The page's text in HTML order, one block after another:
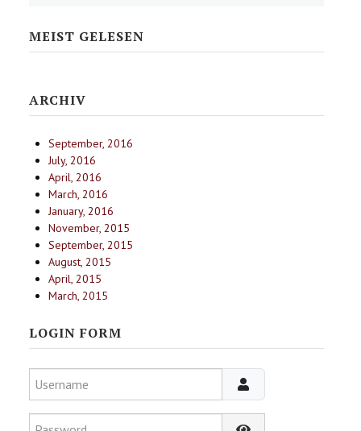
MEIST GELESEN
ARCHIV
September, 2016
July, 2016
April, 2016
March, 2016
January, 2016
November, 2015
September, 2015
August, 2015
April, 2015
March, 2015
LOGIN FORM
Username
Password